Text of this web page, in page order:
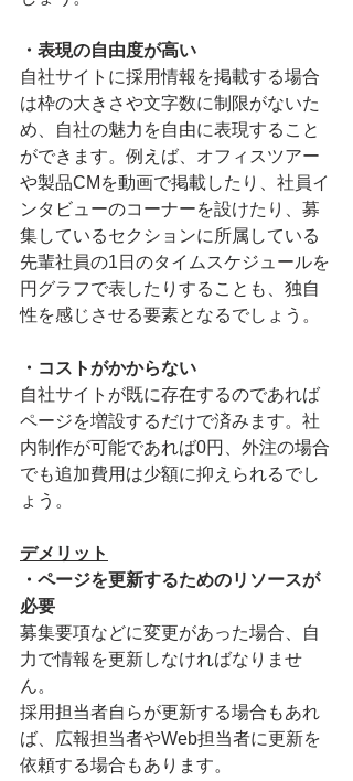
・表現の自由度が高い
自社サイトに採用情報を掲載する場合
は枠の大きさや文字数に制限がないた
め、自社の魅力を自由に表現すること
ができます。例えば、オフィスツアー
や製品CMを動画で掲載したり、社員イ
ンタビューのコーナーを設けたり、募
集しているセクションに所属している
先輩社員の1日のタイムスケジュールを
円グラフで表したりすることも、独自
性を感じさせる要素となるでしょう。
・コストがかからない
自社サイトが既に存在するのであれば
ページを増設するだけで済みます。社
内制作が可能であれば0円、外注の場合
でも追加費用は少額に抑えられるでし
ょう。
デメリット
・ページを更新するためのリソースが
必要
募集要項などに変更があった場合、自
力で情報を更新しなければなりませ
ん。
採用担当者自らが更新する場合もあれ
ば、広報担当者やWeb担当者に更新を
依頼する場合もあります。